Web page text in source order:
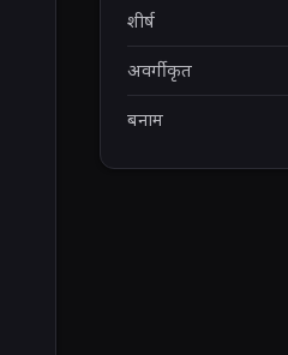
शीर्ष
अवर्गीकृत
बनाम